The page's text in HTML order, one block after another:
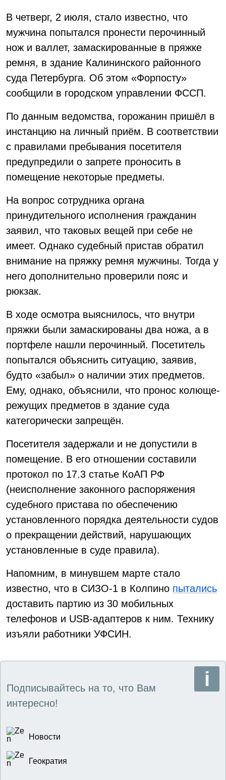
В четверг, 2 июля, стало известно, что
мужчина попытался пронести перочинный
нож и валлет, замаскированные в пряжке
ремня, в здание Калининского районного
суда Петербурга. Об этом «Форпосту»
сообщили в городском управлении ФССП.
По данным ведомства, горожанин пришёл в
инстанцию на личный приём. В соответствии
с правилами пребывания посетителя
предупредили о запрете проносить в
помещение некоторые предметы.
На вопрос сотрудника органа
принудительного исполнения гражданин
заявил, что таковых вещей при себе не
имеет. Однако судебный пристав обратил
внимание на пряжку ремня мужчины. Тогда у
него дополнительно проверили пояс и
рюкзак.
В ходе осмотра выяснилось, что внутри
пряжки были замаскированы два ножа, а в
портфеле нашли перочинный. Посетитель
попытался объяснить ситуацию, заявив,
будто «забыл» о наличии этих предметов.
Ему, однако, объяснили, что пронос колюще-
режущих предметов в здание суда
категорически запрещён.
Посетителя задержали и не допустили в
помещение. В его отношении составили
протокол по 17.3 статье КоАП РФ
(неисполнение законного распоряжения
судебного пристава по обеспечению
установленного порядка деятельности судов
о прекращении действий, нарушающих
установленные в суде правила).
Напомним, в минувшем марте стало
известно, что в СИЗО-1 в Колпино пытались
доставить партию из 30 мобильных
телефонов и USB-адаптеров к ним. Технику
изъяли работники УФСИН.
Подписывайтесь на то, что Вам
интересно!
Новости
Геократия